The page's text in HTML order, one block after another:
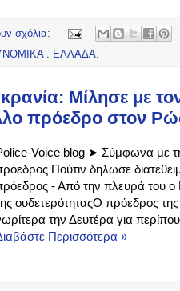
σχόλια:
. ΕΛΛΑΔΑ.
Μίλησε με
πρόεδρο στον
Voice blog ➤ Σύμφωνα με
Πούτιν δηλωσε
- Από την πλευρά του ο
ουδετερότηταςΟ πρόεδρος
την Δευτέρα για
Περισσότερα »